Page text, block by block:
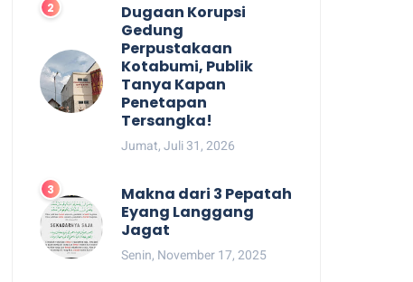
Dugaan Korupsi
Gedung
Perpustakaan
Kotabumi, Publik
Tanya Kapan
Penetapan
Tersangka!
Jumat, Juli 31, 2026
Makna dari 3 Pepatah
Eyang Langgang
Jagat
Senin, November 17, 2025